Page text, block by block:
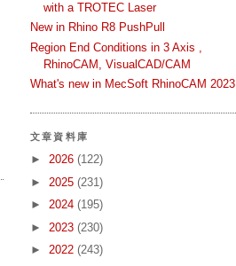
with a TROTEC Laser
New in Rhino R8 PushPull
Region End Conditions in 3 Axis ,
RhinoCAM, VisualCAD/CAM
What's new in MecSoft RhinoCAM 2023
文章資料庫
► 2026 (122)
► 2025 (231)
► 2024 (195)
► 2023 (230)
► 2022 (243)